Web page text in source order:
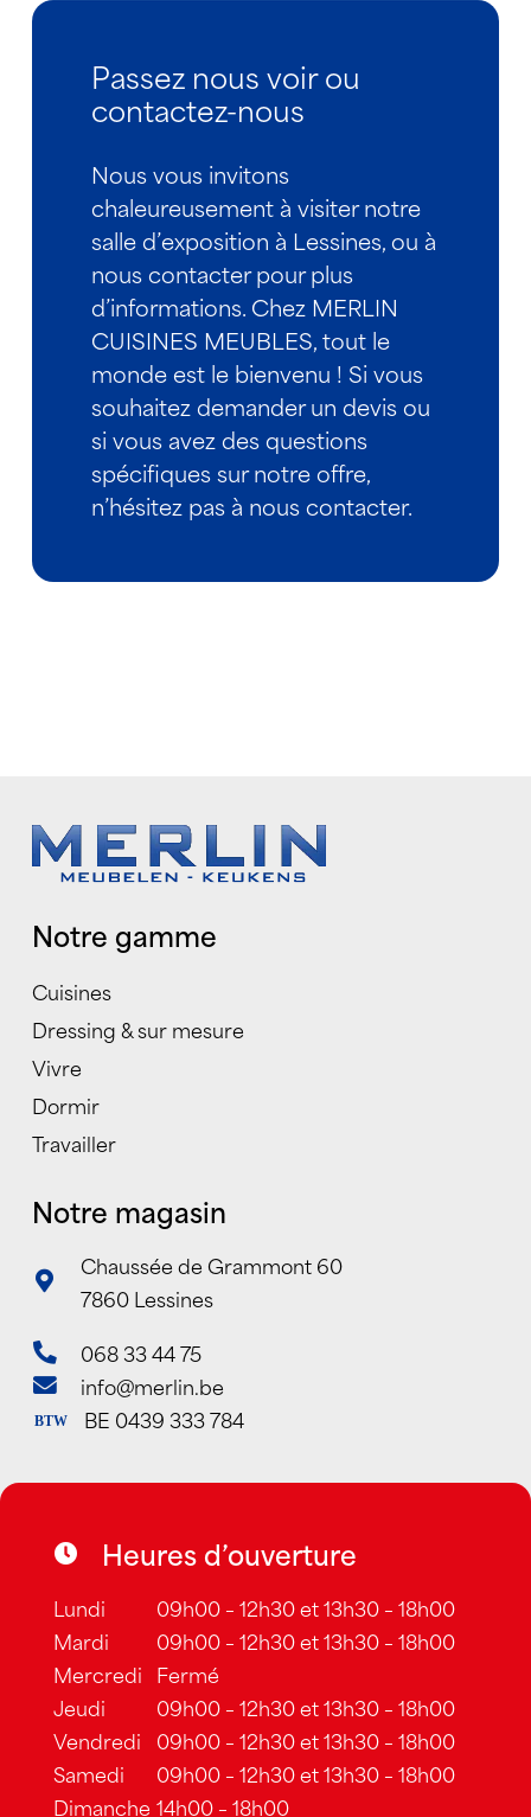
Passez nous voir ou
contactez-nous
Nous vous invitons
chaleureusement à visiter notre
salle d’exposition à Lessines, ou à
nous contacter pour plus
d’informations. Chez MERLIN
CUISINES MEUBLES, tout le
monde est le bienvenu ! Si vous
souhaitez demander un devis ou
si vous avez des questions
spécifiques sur notre offre,
n’hésitez pas à nous contacter.
Notre gamme
Cuisines
Dressing & sur mesure
Vivre
Dormir
Travailler
Notre magasin
Chaussée de Grammont 60
7860 Lessines
068 33 44 75
info@merlin.be
BTW BE 0439 333 784
Heures d’ouverture
Lundi
09h00 – 12h30 et 13h30 – 18h00
Mardi
09h00 – 12h30 et 13h30 – 18h00
Mercredi Fermé
Jeudi
09h00 – 12h30 et 13h30 – 18h00
Vendredi 09h00 – 12h30 et 13h30 – 18h00
Samedi
09h00 – 12h30 et 13h30 – 18h00
Dimanche 14h00 – 18h00